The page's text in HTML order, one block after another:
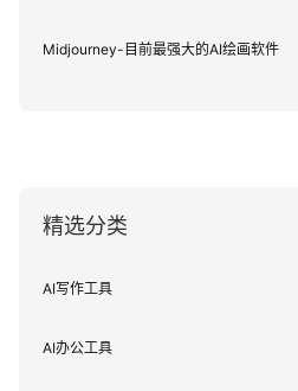
Midjourney-目前最强大的AI绘画软件
精选分类
AI写作工具
AI办公工具